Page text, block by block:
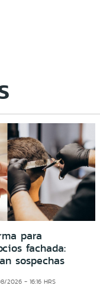
para
fachada:
sospechas
2026 - 16:16 HRS